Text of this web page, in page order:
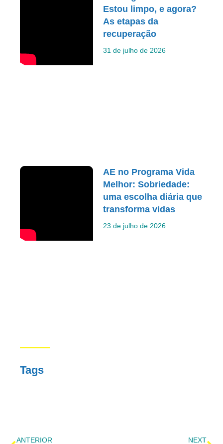
Estou limpo, e agora?
As etapas da
recuperação
31 de julho de 2026
AE no Programa Vida
Melhor: Sobriedade:
uma escolha diária que
transforma vidas
23 de julho de 2026
Tags
ANTERIOR NEXT